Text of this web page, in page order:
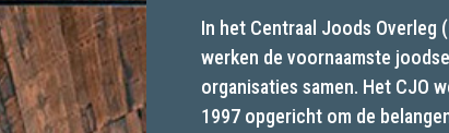
In het Centraal Joods Overleg
werken de voornaamste joodse
organisaties samen. Het CJO
1997 opgericht om de